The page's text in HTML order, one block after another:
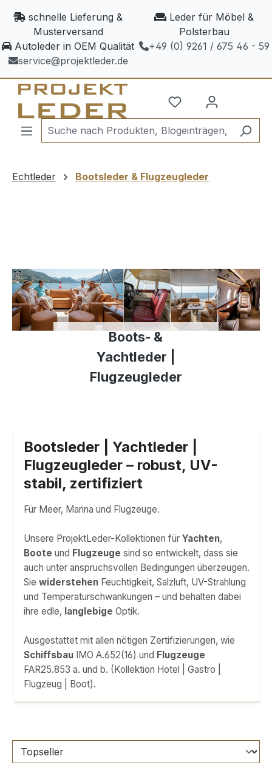
Zum Hauptinhalt springen
schnelle Lieferung &
Musterversand
Leder für Möbel &
Polsterbau
Autoleder in OEM Qualität
+49 (0) 9261 / 675 46 - 59
service@projektleder.de
Echtleder Bootsleder & Flugzeugleder
Boots- &
Yachtleder |
Flugzeugleder
Bootsleder | Yachtleder |
Flugzeugleder – robust, UV-
stabil, zertifiziert
Für Meer, Marina und Flugzeuge.
Unsere ProjektLeder-Kollektionen für Yachten,
Boote und Flugzeuge sind so entwickelt, dass sie
auch unter anspruchsvollen Bedingungen überzeugen.
Sie widerstehen Feuchtigkeit, Salzluft, UV-Strahlung
und Temperaturschwankungen – und behalten dabei
ihre edle, langlebige Optik.
Ausgestattet mit allen nötigen Zertifizierungen, wie
Schiffsbau IMO A.652(16) und Flugzeuge
FAR25.853 a. und b. (Kollektion Hotel | Gastro |
Flugzeug | Boot).